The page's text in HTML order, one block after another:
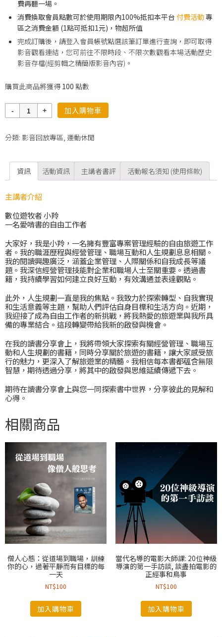
費再聽一場。
消費換取會員點數可於使用期限內100%抵扣本平台 付費活動專
區之消費金額 (1點可抵扣1元)，物超所值
完成訂購後，請登入會員帳號點選該筆訂單進行查詢，即可取得
影音觀看連結，您可前往不限時段、不限次數觀看本場活動歷史
影音存檔(經剪輯之精簡版影音內容)。
購買此商品將獲得 100 點數
量
加入購物車
分類: 影音回放專區, 運動休閒
資訊 活動資訊 主講者書評 活動報名須知 (使用條款)
主講者介紹
數位遊牧者 小羚
一名愛啃書的自由工作者
大家好，我是小羚，一名擁有豐富專案管理經驗的自由旅遊工作
者。我的職涯歷程與經營管理、職場互動和人生規劃息息相關。
我的閱讀興趣廣泛，涵蓋企業管理、人際關係和自我成長等議
題。我深信經營管理技能對企業和職場人士至關重要。透過書
籍，我持續學習如何建立良好互動，有效溝通並表達觀點。
此外，人生規劃一直是我的焦點。我致力於探索轉型、自我實現
和生活意義等主題，幫助人們評估自身目標和生活方向。近期，
我迎接了成為自由工作者的新挑戰，將我熱愛的旅遊業與我所具
備的專業結合。這段轉變帶給我新的啟發與機會。
在我的讀書分享會上，我將帶領大家探索有關經營管理、職場互
動和人生規劃的書籍，同時分享關於旅遊的書籍，讓大家感受旅
行的魅力，更深入了解旅遊業的精髓。我相信每本書都蘊含無限
智慧，期待透過分享，將其中的啟發與思維延續傳遞下去。
期待在讀書分享會上與您一同探索書中世界，分享彼此的見解和
心得。
相關商品
僧人心態：從道場到職場，訓練
你的心，過著平靜而有目標的每
一天
NT$100
加入購物車
當代名導的電影大師課: 20位神級
導演的第一手訪談, 談盡拍電影的
正經事和鳥事
NT$100
加入購物車